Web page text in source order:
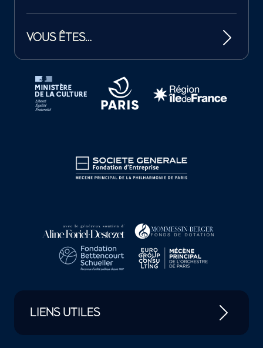
VOUS ÊTES…
Tutelles et mécènes de la Philharmonie de Paris
LIENS UTILES